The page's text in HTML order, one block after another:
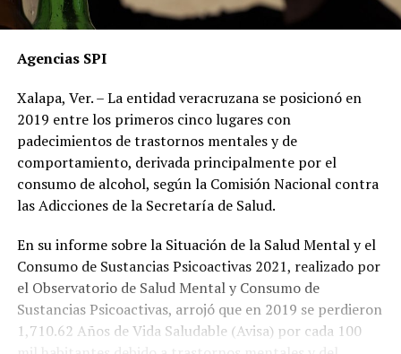
Agencias SPI
Xalapa, Ver. – La entidad veracruzana se posicionó en
2019 entre los primeros cinco lugares con
padecimientos de trastornos mentales y de
comportamiento, derivada principalmente por el
consumo de alcohol, según la Comisión Nacional contra
las Adicciones de la Secretaría de Salud.
En su informe sobre la Situación de la Salud Mental y el
Consumo de Sustancias Psicoactivas 2021, realizado por
el Observatorio de Salud Mental y Consumo de
Sustancias Psicoactivas, arrojó que en 2019 se perdieron
1,710.62 Años de Vida Saludable (Avisa) por cada 100